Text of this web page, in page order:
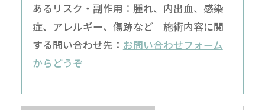
あるリスク・副作用：腫れ、内出血、感染
症、アレルギー、傷跡など 施術内容に関
する問い合わせ先： お問い合わせフォーム
からどうぞ